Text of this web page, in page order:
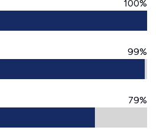
100%
99%
79%